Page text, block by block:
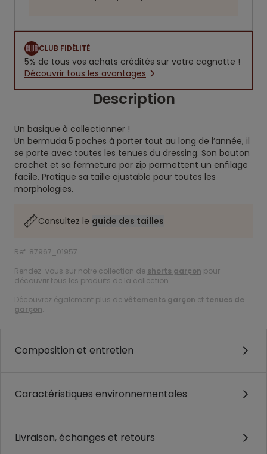
CLUB FIDÉLITÉ
5% de tous vos achats crédités sur votre cagnotte !
Découvrir tous les avantages
Description
Un basique à collectionner !
Un bermuda 5 poches à porter tout au long de l’année, il
se porte avec toutes les tenues du dressing. Son bouton
crochet et sa fermeture par zip permettent un enfilage
facile. Pratique sa taille ajustable pour toutes les
morphologies.
Consultez le guide des tailles
Ref. 87967_01957
Rendez-vous sur notre collection de shorts garçon pour
découvrir tous les produits de la collection.
Découvrez également plus devêtements garçon et tenues de
garçon.
Composition et entretien
Caractéristiques environnementales
Livraison, échanges et retours